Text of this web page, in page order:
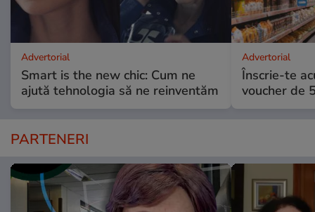
Advertorial
Smart is the new chic: Cum ne
ajută tehnologia să ne reinventăm
Advertorial
Înscrie-te
voucher de
PARTENERI